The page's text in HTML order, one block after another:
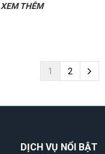
XEM THÊM
1 2
DỊCH VỤ NỔI BẬT